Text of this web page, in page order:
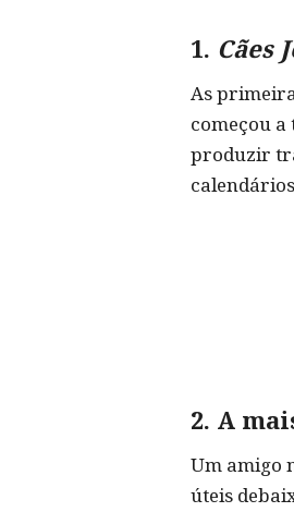
1. Cães
As
começou
produzir
2. A
Um amigo
úteis